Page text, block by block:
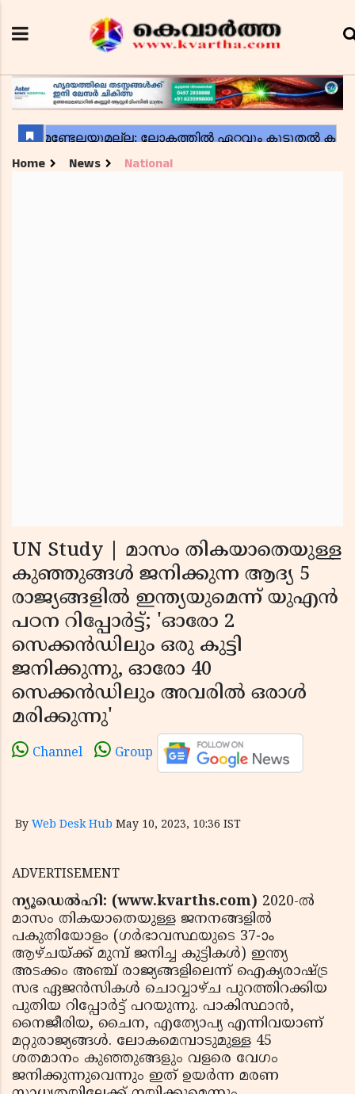
Home News National
UN Study | മാസം തികയാതെയുള്ള
കുഞ്ഞുങ്ങള്‍ ജനിക്കുന്ന ആദ്യ 5
രാജ്യങ്ങളില്‍ ഇന്ത്യയുമെന്ന് യുഎന്‍
പഠന റിപ്പോര്‍ട്ട്; 'ഓരോ 2
സെക്കന്‍ഡിലും ഒരു കുട്ടി
ജനിക്കുന്നു, ഓരോ 40
സെക്കന്‍ഡിലും അവരില്‍ ഒരാള്‍
മരിക്കുന്നു'
Channel Group
By Web Desk Hub May 10, 2023, 10:36 IST
ADVERTISEMENT
ന്യൂഡെല്‍ഹി: (www.kvarths.com) 2020-ല്‍
മാസം തികയാതെയുള്ള ജനനങ്ങളില്‍
പകുതിയോളം (ഗര്‍ഭാവസ്ഥയുടെ 37-ാം
ആഴ്ചയ്ക്ക് മുമ്പ് ജനിച്ച കുട്ടികള്‍) ഇന്ത്യ
അടക്കം അഞ്ച് രാജ്യങ്ങളിലെന്ന് ഐക്യരാഷ്ട്ര
സഭ ഏജന്‍സികള്‍ ചൊവ്വാഴ്ച പുറത്തിറക്കിയ
പുതിയ റിപ്പോര്‍ട്ട് പറയുന്നു. പാകിസ്ഥാന്‍,
നൈജീരിയ, ചൈന, എത്യോപ്യ എന്നിവയാണ്
മറ്റുരാജ്യങ്ങള്‍. ലോകമെമ്പാടുമുള്ള 45
ശതമാനം കുഞ്ഞുങ്ങളും വളരെ വേഗം
ജനിക്കുന്നുവെന്നും ഇത് ഉയര്‍ന്ന മരണ